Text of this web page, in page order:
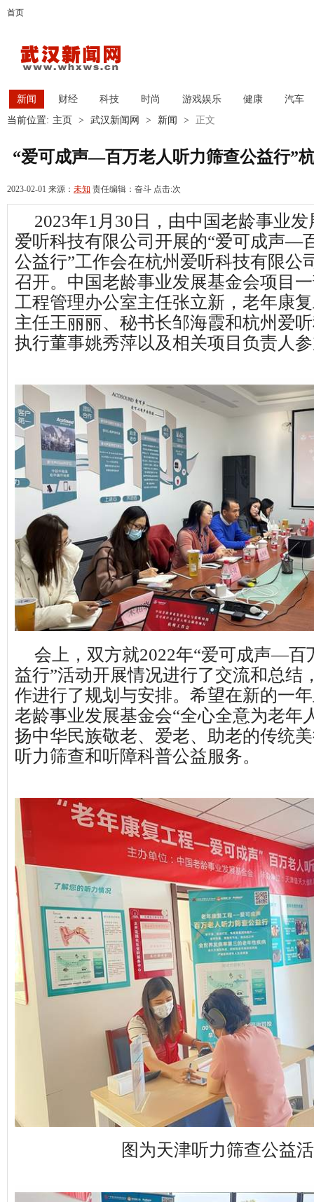
首页
新闻 财经 科技 时尚 游戏娱乐 健康
汽车
当前位置: 主页 > 武汉新闻网 > 新闻 > 正文
“爱可成声—百万老人听力筛查公益行”
2023-02-01 来源： 未知 责任编辑：奋斗 点击:次
2023年1月30日，由中国老龄事业
爱听科技有限公司开展的“爱可成声—
公益行”工作会在杭州爱听科技有限公
召开。中国老龄事业发展基金会项目
工程管理办公室主任张立新，老年康
主任王丽丽、秘书长邹海霞和杭州爱
执行董事姚秀萍以及相关项目负责人
会上，双方就2022年“爱可成声—百
益行”活动开展情况进行了交流和总结
作进行了规划与安排。希望在新的一
老龄事业发展基金会“全心全意为老年
扬中华民族敬老、爱老、助老的传统
听力筛查和听障科普公益服务。
图为天津听力筛查公益